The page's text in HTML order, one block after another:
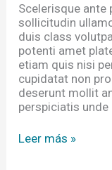
Scelerisque ante
sollicitudin
duis class
potenti amet
etiam quis nisi
cupidatat non
deserunt mollit
perspiciatis
Leer más »